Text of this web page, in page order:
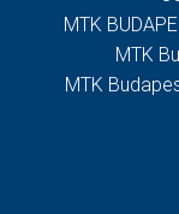
MTK
MTK
MTK